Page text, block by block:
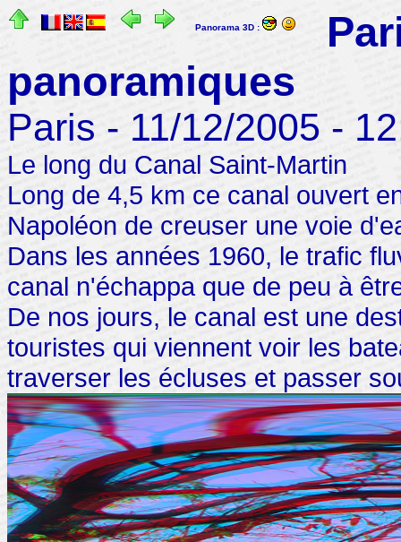
Panorama 3D :
panoramiques
Paris - 11/12/2005 -
Le long du Canal Saint-Martin
Long de 4,5 km ce canal ouvert
Napoléon de creuser une voie
Dans les années 1960, le trafic
canal n'échappa que de peu à
De nos jours, le canal est une
touristes qui viennent voir les
traverser les écluses et passer